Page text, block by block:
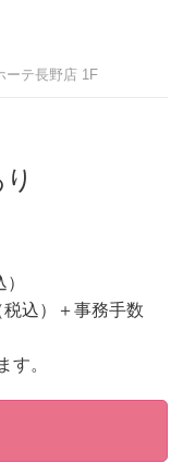
ーテ長野店 1F
込）＋事務手数
す。